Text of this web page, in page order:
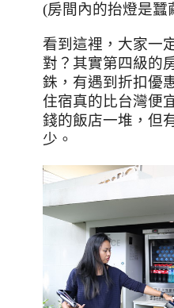
(房間內的抬燈是蠶
看到這裡，大家一
對？其實第四級的
銖，有遇到折扣優
住宿真的比台灣便
錢的飯店一堆，但
少。